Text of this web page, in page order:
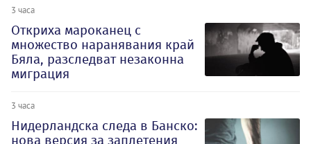
3 часа
Откриха мароканец с
множество наранявания край
Бяла, разследват незаконна
миграция
3 часа
Нидерландска следа в Банско:
нова версия за заплетения